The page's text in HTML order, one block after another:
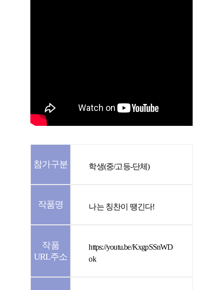
참가구분 학생(중/고등-단체)
작품명 나는 칭찬이 땡긴다!
작품
URL주소
https://youtu.be/KxgpSSnWD
ok